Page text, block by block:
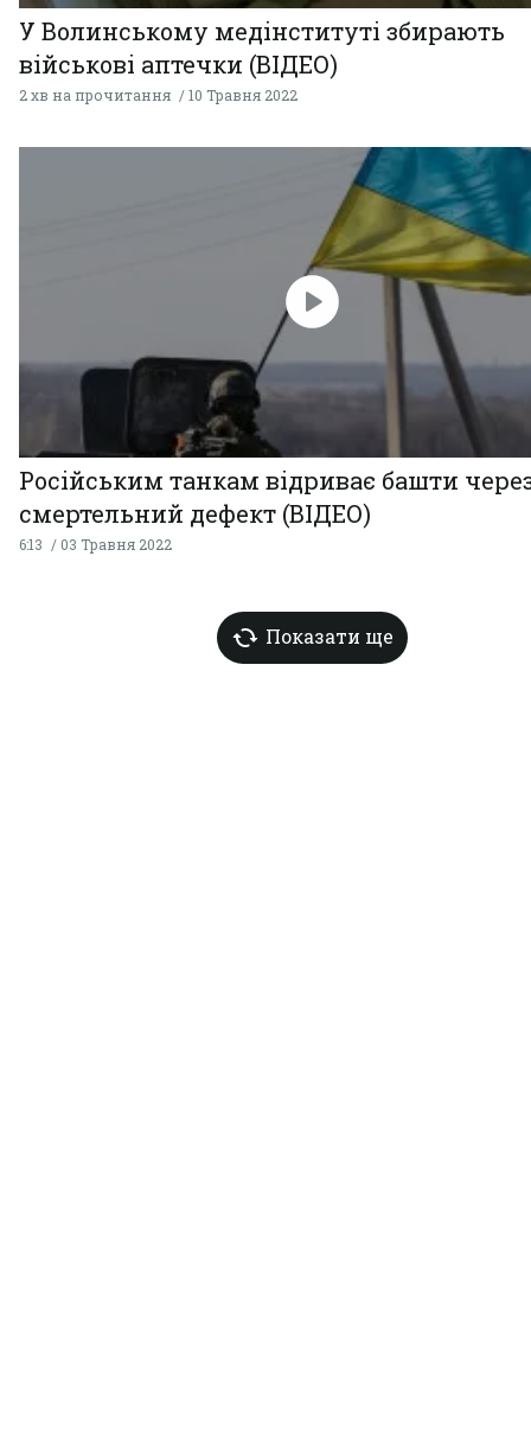
У Волинському медінституті збирають
військові аптечки (ВІДЕО)
2 хв на прочитання 10 Травня 2022
Російським танкам відриває башти
смертельний дефект (ВІДЕО)
6:13 03 Травня 2022
Показати ще